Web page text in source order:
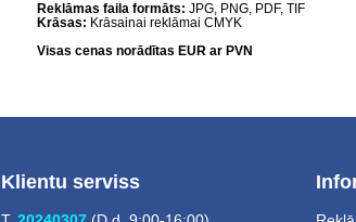
Reklāmas faila formāts: JPG, PNG, PDF, TIF
Krāsas: Krāsainai reklāmai CMYK
Visas cenas norādītas EUR ar PVN
Klientu serviss